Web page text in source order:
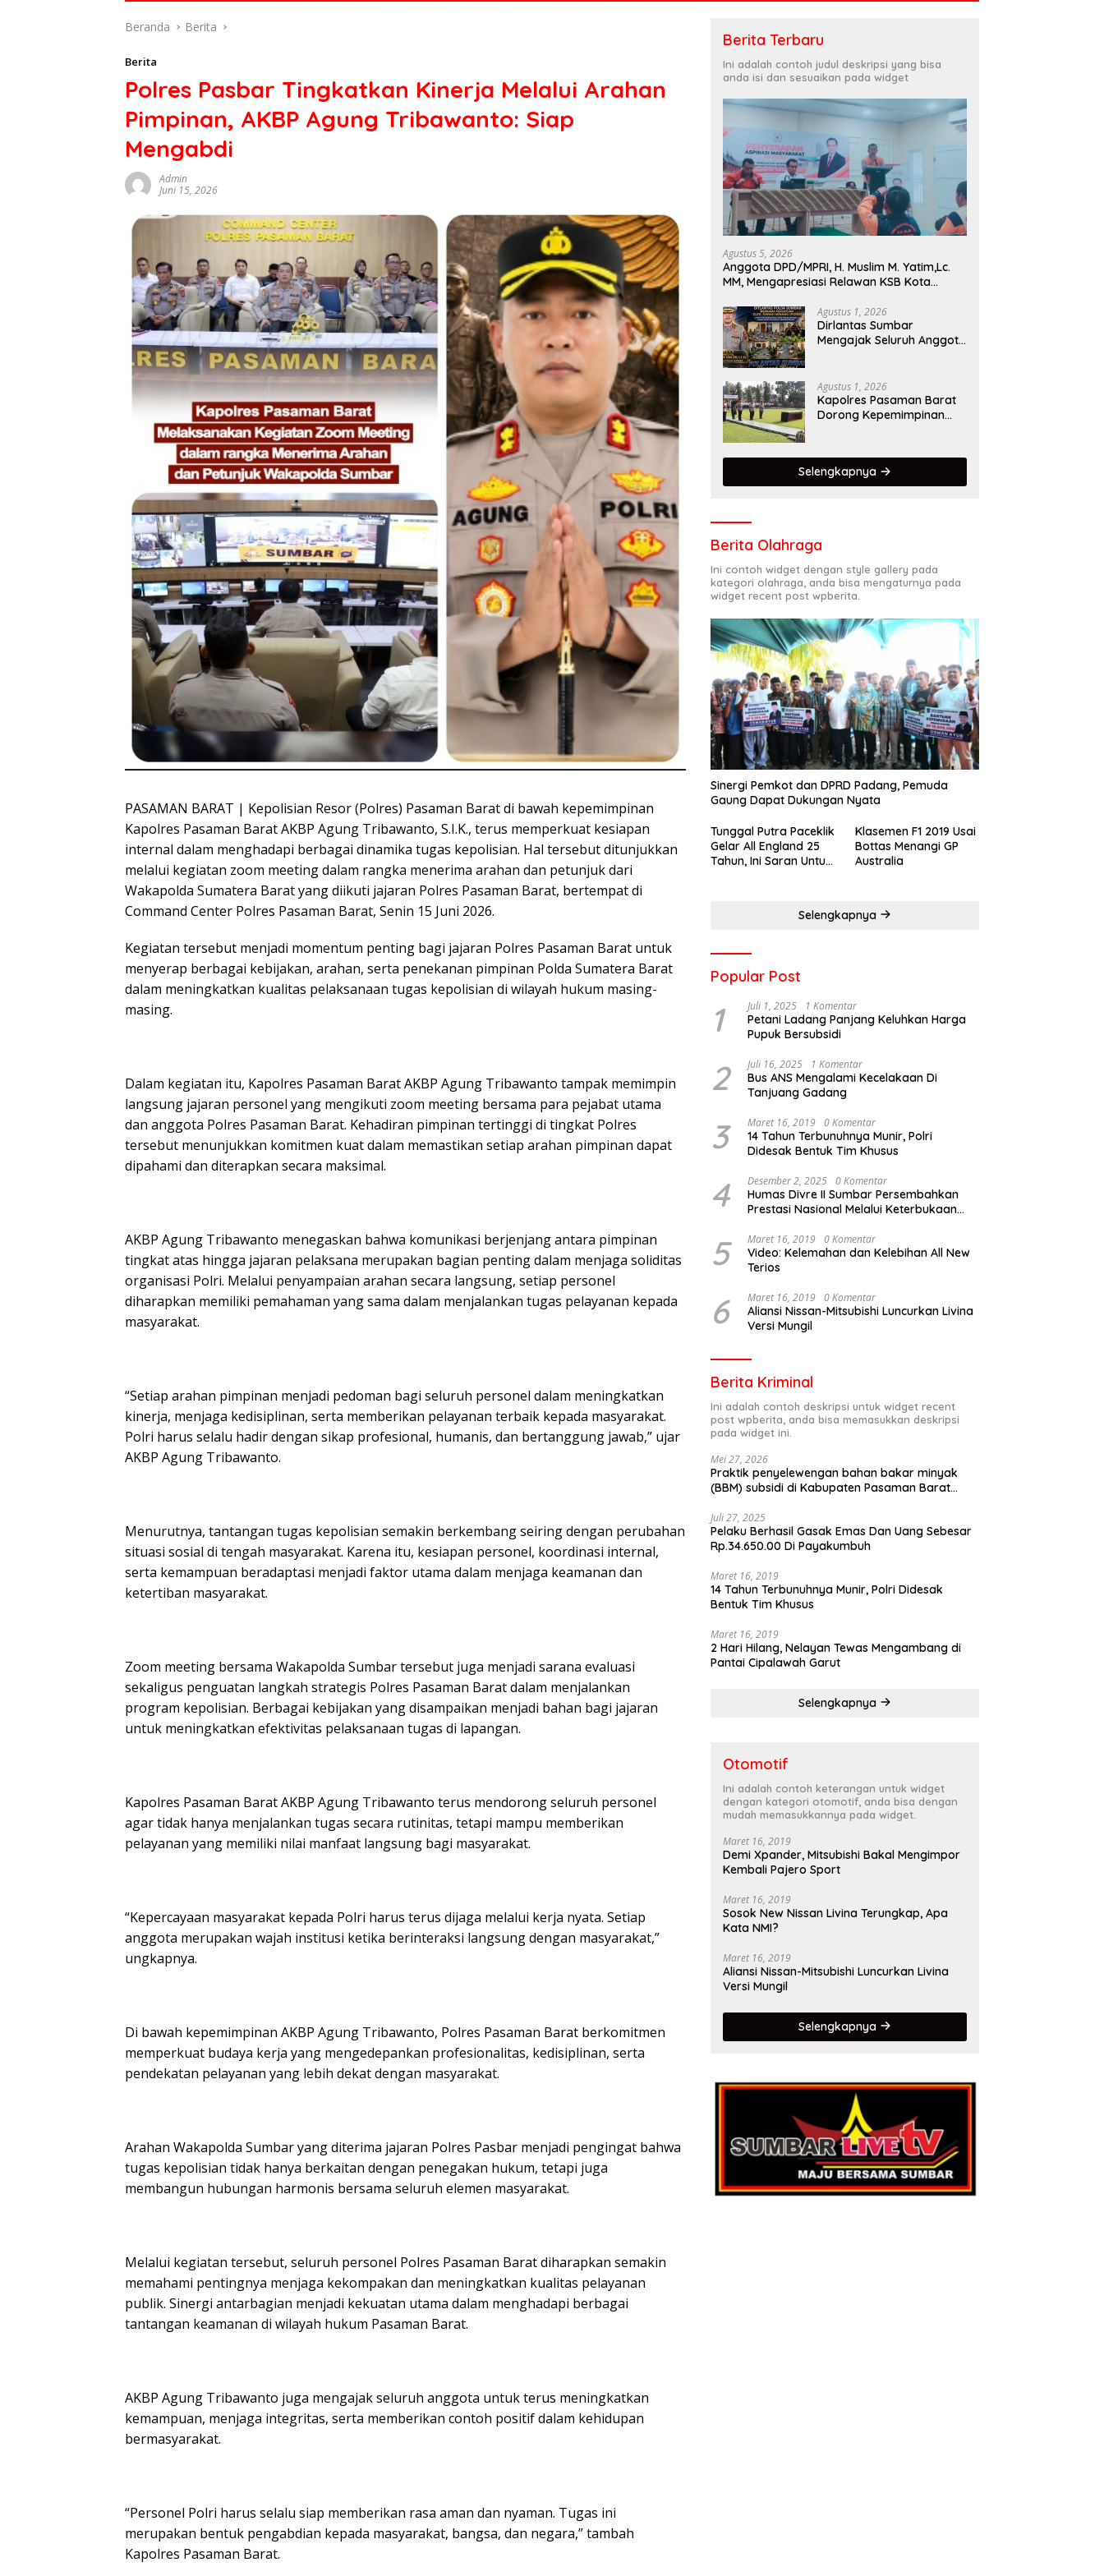
indonesia
dari
politik,
mapun
budaya
serta
berita
terbaru
lainnya
di
live
Beranda Berita
Berita
Polres Pasbar Tingkatkan Kinerja Melalui Arahan
Pimpinan, AKBP Agung Tribawanto: Siap
Mengabdi
Admin
Juni 15, 2026
PASAMAN BARAT | Kepolisian Resor (Polres) Pasaman Barat di bawah kepemimpinan
Kapolres Pasaman Barat AKBP Agung Tribawanto, S.I.K., terus memperkuat kesiapan
internal dalam menghadapi berbagai dinamika tugas kepolisian. Hal tersebut ditunjukkan
melalui kegiatan zoom meeting dalam rangka menerima arahan dan petunjuk dari
Wakapolda Sumatera Barat yang diikuti jajaran Polres Pasaman Barat, bertempat di
Command Center Polres Pasaman Barat, Senin 15 Juni 2026.
Kegiatan tersebut menjadi momentum penting bagi jajaran Polres Pasaman Barat untuk
menyerap berbagai kebijakan, arahan, serta penekanan pimpinan Polda Sumatera Barat
dalam meningkatkan kualitas pelaksanaan tugas kepolisian di wilayah hukum masing-
masing.
Dalam kegiatan itu, Kapolres Pasaman Barat AKBP Agung Tribawanto tampak memimpin
langsung jajaran personel yang mengikuti zoom meeting bersama para pejabat utama
dan anggota Polres Pasaman Barat. Kehadiran pimpinan tertinggi di tingkat Polres
tersebut menunjukkan komitmen kuat dalam memastikan setiap arahan pimpinan dapat
dipahami dan diterapkan secara maksimal.
AKBP Agung Tribawanto menegaskan bahwa komunikasi berjenjang antara pimpinan
tingkat atas hingga jajaran pelaksana merupakan bagian penting dalam menjaga soliditas
organisasi Polri. Melalui penyampaian arahan secara langsung, setiap personel
diharapkan memiliki pemahaman yang sama dalam menjalankan tugas pelayanan kepada
masyarakat.
“Setiap arahan pimpinan menjadi pedoman bagi seluruh personel dalam meningkatkan
kinerja, menjaga kedisiplinan, serta memberikan pelayanan terbaik kepada masyarakat.
Polri harus selalu hadir dengan sikap profesional, humanis, dan bertanggung jawab,” ujar
AKBP Agung Tribawanto.
Menurutnya, tantangan tugas kepolisian semakin berkembang seiring dengan perubahan
situasi sosial di tengah masyarakat. Karena itu, kesiapan personel, koordinasi internal,
serta kemampuan beradaptasi menjadi faktor utama dalam menjaga keamanan dan
ketertiban masyarakat.
Zoom meeting bersama Wakapolda Sumbar tersebut juga menjadi sarana evaluasi
sekaligus penguatan langkah strategis Polres Pasaman Barat dalam menjalankan
program kepolisian. Berbagai kebijakan yang disampaikan menjadi bahan bagi jajaran
untuk meningkatkan efektivitas pelaksanaan tugas di lapangan.
Kapolres Pasaman Barat AKBP Agung Tribawanto terus mendorong seluruh personel
agar tidak hanya menjalankan tugas secara rutinitas, tetapi mampu memberikan
pelayanan yang memiliki nilai manfaat langsung bagi masyarakat.
“Kepercayaan masyarakat kepada Polri harus terus dijaga melalui kerja nyata. Setiap
anggota merupakan wajah institusi ketika berinteraksi langsung dengan masyarakat,”
ungkapnya.
Di bawah kepemimpinan AKBP Agung Tribawanto, Polres Pasaman Barat berkomitmen
memperkuat budaya kerja yang mengedepankan profesionalitas, kedisiplinan, serta
pendekatan pelayanan yang lebih dekat dengan masyarakat.
Arahan Wakapolda Sumbar yang diterima jajaran Polres Pasbar menjadi pengingat bahwa
tugas kepolisian tidak hanya berkaitan dengan penegakan hukum, tetapi juga
membangun hubungan harmonis bersama seluruh elemen masyarakat.
Melalui kegiatan tersebut, seluruh personel Polres Pasaman Barat diharapkan semakin
memahami pentingnya menjaga kekompakan dan meningkatkan kualitas pelayanan
publik. Sinergi antarbagian menjadi kekuatan utama dalam menghadapi berbagai
tantangan keamanan di wilayah hukum Pasaman Barat.
AKBP Agung Tribawanto juga mengajak seluruh anggota untuk terus meningkatkan
kemampuan, menjaga integritas, serta memberikan contoh positif dalam kehidupan
bermasyarakat.
“Personel Polri harus selalu siap memberikan rasa aman dan nyaman. Tugas ini
merupakan bentuk pengabdian kepada masyarakat, bangsa, dan negara,” tambah
Kapolres Pasaman Barat.
Berita Terbaru
Ini adalah contoh judul deskripsi yang bisa
anda isi dan sesuaikan pada widget
Agustus 5, 2026
Anggota DPD/MPRI, H. Muslim M. Yatim,Lc.
MM, Mengapresiasi Relawan KSB Kota
Bencana
Agustus 1, 2026
Dirlantas Sumbar
Mengajak Seluruh Anggota
Lalu Lintas,Menggunakan
Perlengkapan
Keselamatan Berkendara
Agustus 1, 2026
Kapolres Pasaman Barat
Dorong Kepemimpinan
Selengkapnya
Berita Olahraga
Ini contoh widget dengan style gallery pada
kategori olahraga, anda bisa mengaturnya pada
widget recent post wpberita.
Sinergi Pemkot dan DPRD Padang, Pemuda
Gaung Dapat Dukungan Nyata
Tunggal Putra Paceklik
Gelar All England 25
Tahun, Ini Saran Untuk
Klasemen F1 2019 Usai
Bottas Menangi GP
Australia
Selengkapnya
Popular Post
1 Juli 1, 2025 1 Komentar
Petani Ladang Panjang Keluhkan Harga
Pupuk Bersubsidi
2 Juli 16, 2025 1 Komentar
Bus ANS Mengalami Kecelakaan Di
Tanjuang Gadang
3 Maret 16, 2019 0 Komentar
14 Tahun Terbunuhnya Munir, Polri
Didesak Bentuk Tim Khusus
4 Desember 2, 2025 0 Komentar
Humas Divre II Sumbar Persembahkan
Prestasi Nasional Melalui Keterbukaan
5 Maret 16, 2019 0 Komentar
Video: Kelemahan dan Kelebihan All New
Terios
6 Maret 16, 2019 0 Komentar
Aliansi Nissan-Mitsubishi Luncurkan Livina
Versi Mungil
Berita Kriminal
Ini adalah contoh deskripsi untuk widget recent
post wpberita, anda bisa memasukkan deskripsi
pada widget ini.
Mei 27, 2026
Praktik penyelewengan bahan bakar minyak
(BBM) subsidi di Kabupaten Pasaman Barat
Juli 27, 2025
Pelaku Berhasil Gasak Emas Dan Uang Sebesar
Rp.34.650.00 Di Payakumbuh
Maret 16, 2019
14 Tahun Terbunuhnya Munir, Polri Didesak
Bentuk Tim Khusus
Maret 16, 2019
2 Hari Hilang, Nelayan Tewas Mengambang di
Pantai Cipalawah Garut
Selengkapnya
Otomotif
Ini adalah contoh keterangan untuk widget
dengan kategori otomotif, anda bisa dengan
mudah memasukkannya pada widget.
Maret 16, 2019
Demi Xpander, Mitsubishi Bakal Mengimpor
Kembali Pajero Sport
Maret 16, 2019
Sosok New Nissan Livina Terungkap, Apa
Kata NMI?
Maret 16, 2019
Aliansi Nissan-Mitsubishi Luncurkan Livina
Versi Mungil
Selengkapnya